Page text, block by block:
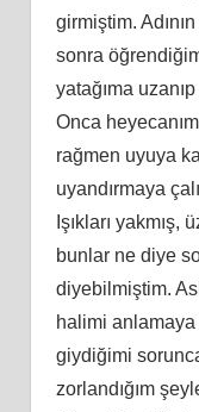
girmiştim.
sonra
yatağıma
Onca
rağmen uyuya
uyandırmaya
Işıkları yakmış,
bunlar ne diye
diyebilmiştim.
halimi anlamaya
giydiğimi
zorlandığım